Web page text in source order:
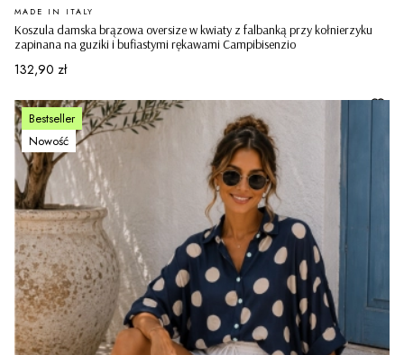
Koszula damska brązowa oversize w kwiaty z falbanką przy kołnierzyku
zapinana na guziki i bufiastymi rękawami Campibisenzio
PRODUCENT
MADE IN ITALY
Cena
132,90 zł
Bestseller
Nowość